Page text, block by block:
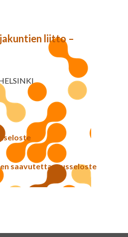
liitto –
saavutettavuusseloste